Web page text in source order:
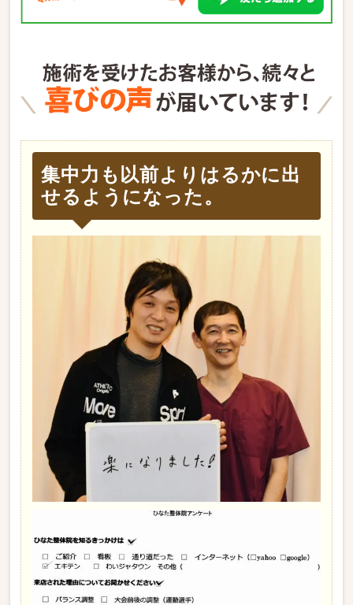
集中力も以前よりはるかに出
せるようになった。